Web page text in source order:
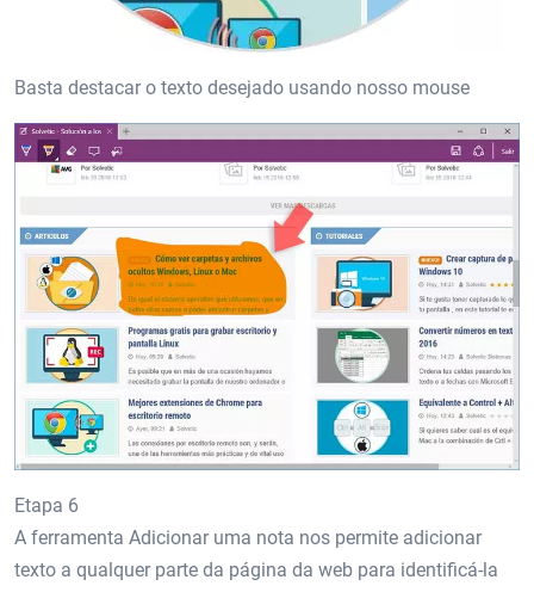
Basta destacar o texto desejado usando nosso mouse
Etapa 6
A ferramenta Adicionar uma nota nos permite adicionar
texto a qualquer parte da página da web para identificá-la